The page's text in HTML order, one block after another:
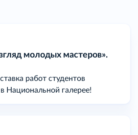
молодых мастеров».
работ студентов
Национальной галерее!